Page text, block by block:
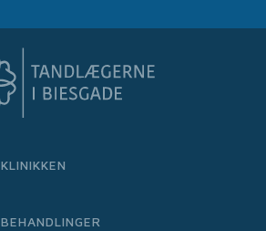
KLINIKKEN
BEHANDLINGER